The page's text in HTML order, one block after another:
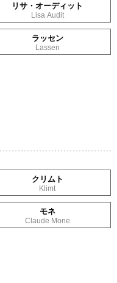
リサ・オーディット
Lisa Audit
ラッセン
Lassen
クリムト
Klimt
モネ
Claude Mone